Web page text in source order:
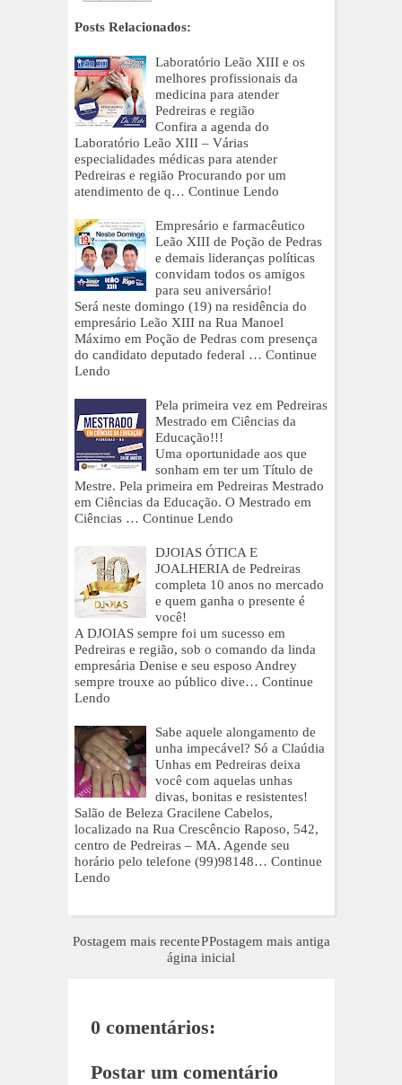
Posts Relacionados:
Laboratório Leão XIII e os
melhores profissionais da
medicina para atender
Pedreiras e região
Confira a agenda do
Laboratório Leão XIII – Várias
especialidades médicas para atender
Pedreiras e região Procurando por um
atendimento de q… Continue Lendo
Empresário e farmacêutico
Leão XIII de Poção de Pedras
e demais lideranças políticas
convidam todos os amigos
para seu aniversário!
Será neste domingo (19) na residência do
empresário Leão XIII na Rua Manoel
Máximo em Poção de Pedras com presença
do candidato deputado federal … Continue
Lendo
Pela primeira vez em Pedreiras
Mestrado em Ciências da
Educação!!!
Uma oportunidade aos que
sonham em ter um Título de
Mestre. Pela primeira em Pedreiras Mestrado
em Ciências da Educação. O Mestrado em
Ciências … Continue Lendo
DJOIAS ÓTICA E
JOALHERIA de Pedreiras
completa 10 anos no mercado
e quem ganha o presente é
você!
A DJOIAS sempre foi um sucesso em
Pedreiras e região, sob o comando da linda
empresária Denise e seu esposo Andrey
sempre trouxe ao público dive… Continue
Lendo
Sabe aquele alongamento de
unha impecável? Só a Claúdia
Unhas em Pedreiras deixa
você com aquelas unhas
divas, bonitas e resistentes!
Salão de Beleza Gracilene Cabelos,
localizado na Rua Crescêncio Raposo, 542,
centro de Pedreiras – MA. Agende seu
horário pelo telefone (99)98148… Continue
Lendo
Postagem mais recente Postagem mais antiga
P
ágina inicial
0 comentários:
Postar um comentário